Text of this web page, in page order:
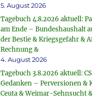
5. August 2026
Tagebuch 4.8.2026 aktuell:
am Ende – Bundeshaushalt
der Bestie & Kriegsgefahr &
Rechnung &
4. August 2026
Tagebuch 3.8.2026 aktuell:
Gedanken – Perversionen &
Ceuta & Weimar-Sehnsucht